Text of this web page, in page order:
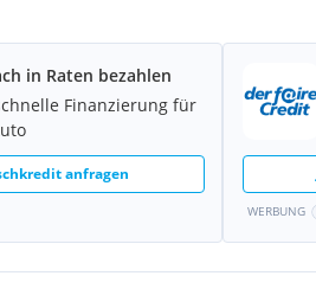
in Raten bezahlen
Finanzierung für
anfragen
WERBUNG